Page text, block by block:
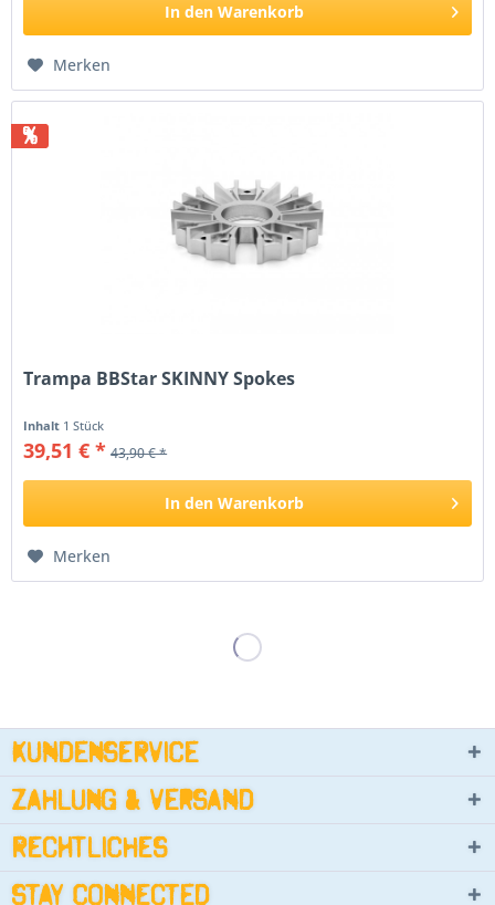
In den Warenkorb
Merken
%
Trampa BBStar SKINNY Spokes
Inhalt 1 Stück
39,51 € * 43,90 € *
In den Warenkorb
Merken
Kundenservice
Zahlung & Versand
Rechtliches
Stay connected